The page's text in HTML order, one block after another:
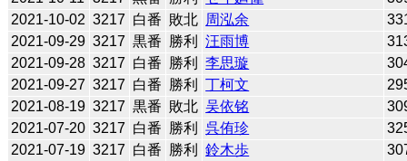
2021-10-02 3217 白番 敗北 周泓余
2021-09-29 3217 黒番 勝利 汪雨博
2021-09-28 3217 白番 勝利 李思璇
2021-09-27 3217 白番 勝利 丁柯文
2021-08-19 3217 黒番 敗北 吴依铭
2021-07-20 3217 白番 勝利 呉侑珍
2021-07-19 3217 白番 勝利 鈴木歩